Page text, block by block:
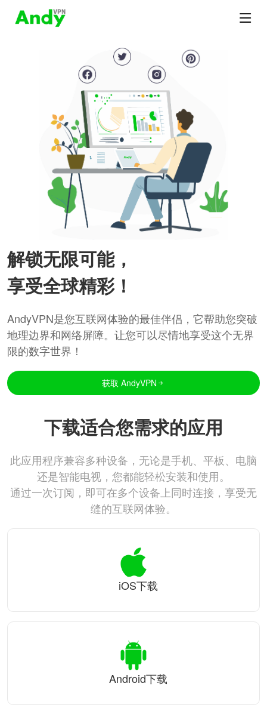
解锁无限可能，
享受全球精彩！
AndyVPN是您互联网体验的最佳伴侣，它帮助您突破
地理边界和网络屏障。让您可以尽情地享受这个无界
限的数字世界！
获取 AndyVPN
下载适合您需求的应用
此应用程序兼容多种设备，无论是手机、平板、电脑
还是智能电视，您都能轻松安装和使用。
通过一次订阅，即可在多个设备上同时连接，享受无
缝的互联网体验。
iOS下载
Android下载